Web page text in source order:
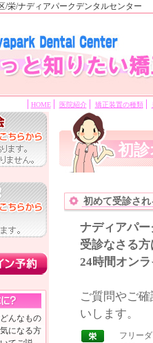
/栄/ナディアパークデンタルセンター
HOME 医院紹介 矯正装置の種類
初
初めて受診さ
ナディアパ
受診なさる方
24時間オン
ご質問やご
いします。
フリー
んなもの
になる方